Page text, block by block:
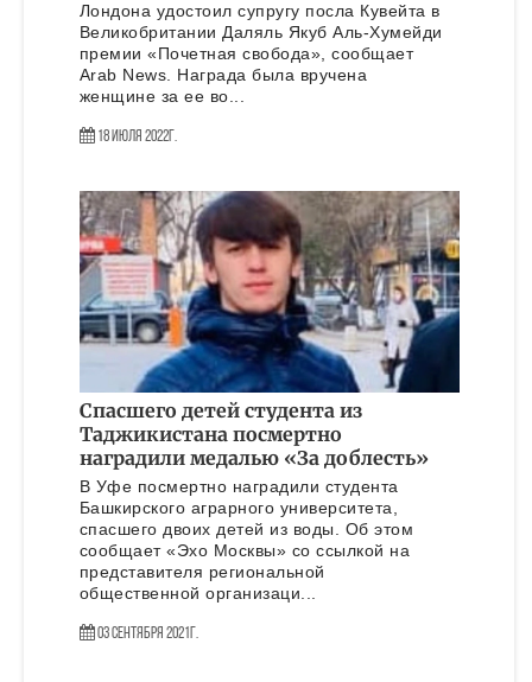
Лондона удостоил супругу посла Кувейта в
Великобритании Даляль Якуб Аль-Хумейди
премии «Почетная свобода», сообщает
Arab News. Награда была вручена
женщине за ее во...
18 Июля 2022г.
Спасшего детей студента из
Таджикистана посмертно
наградили медалью «За доблесть»
В Уфе посмертно наградили студента
Башкирского аграрного университета,
спасшего двоих детей из воды. Об этом
сообщает «Эхо Москвы» со ссылкой на
представителя региональной
общественной организаци...
03 Сентября 2021г.